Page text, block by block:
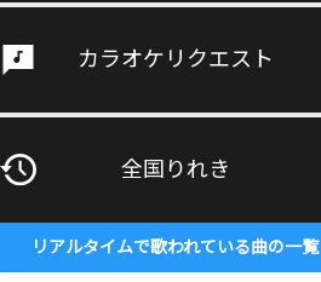
カラオケリクエスト
全国りれき
リアルタイムで歌われている曲の一覧